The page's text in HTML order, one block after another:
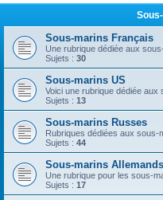
Sous-marins Français
Une rubrique dédiée aux
Sujets : 30
Sous-marins US
Voici une rubrique dédiée aux
Sujets : 13
Sous-marins Russes
Rubriques dédiées aux sous-
Sujets : 44
Sous-marins Allemands
Une rubrique pour les sous-
Sujets : 17